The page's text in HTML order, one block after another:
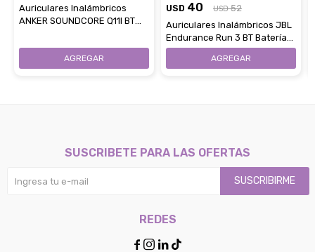
Auriculares Inalámbricos
ANKER SOUNDCORE Q11I BT
USD 40 USD 52
Auriculares Inalámbricos JBL
Endurance Run 3 BT Batería
25Hrs - Blue
SUSCRIBETE PARA LAS OFERTAS
SUSCRIBIRME
REDES
   